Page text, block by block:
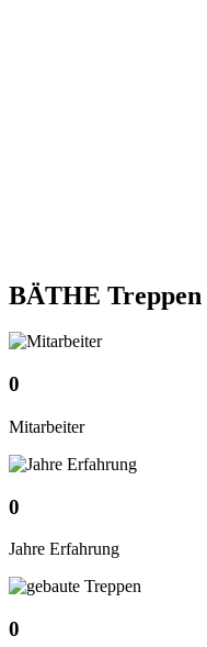
BÄTHE Treppen
0
Mitarbeiter
0
Jahre Erfahrung
0